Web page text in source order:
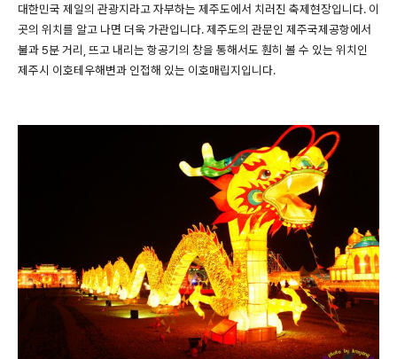
대한민국 제일의 관광지라고 자부하는 제주도에서 치러진 축제현장입니다. 이
곳의 위치를 알고 나면 더욱 가관입니다. 제주도의 관문인 제주국제공항에서
불과 5분 거리, 뜨고 내리는 항공기의 창을 통해서도 훤히 볼 수 있는 위치인
제주시 이호테우해변과 인접해 있는 이호매립지입니다.